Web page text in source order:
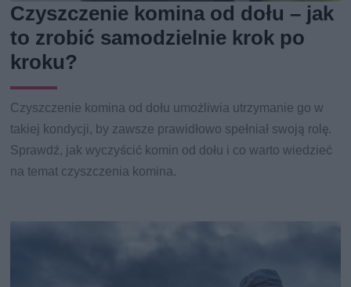
Czyszczenie komina od dołu – jak
to zrobić samodzielnie krok po
kroku?
Czyszczenie komina od dołu umożliwia utrzymanie go w
takiej kondycji, by zawsze prawidłowo spełniał swoją rolę.
Sprawdź, jak wyczyścić komin od dołu i co warto wiedzieć
na temat czyszczenia komina.